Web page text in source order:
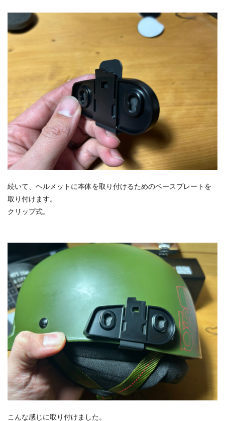
続いて、ヘルメットに本体を取り付けるためのベースプレートを
取り付けます。
クリップ式。
こんな感じに取り付けました。